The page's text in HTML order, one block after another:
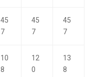
45
7
45
7
45
7
10
8
12
0
13
8